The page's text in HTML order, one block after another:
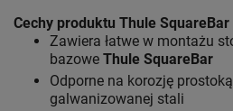
Cechy produktu Thule SquareBar
Zawiera łatwe w montażu
bazowe Thule SquareBar
Odporne na korozję
galwanizowanej stali